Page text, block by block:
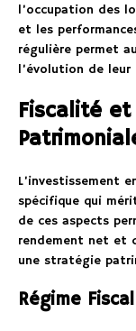
l’occupation des
et les
régulière permet
l’évolution de leur
Fiscalité
L’investissement
spécifique qui
de ces aspects
rendement net et
une stratégie
Régime